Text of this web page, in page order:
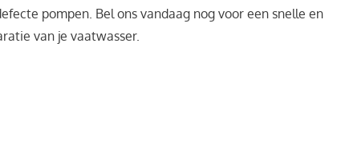
pompen. Bel ons vandaag nog voor een snelle en
van je vaatwasser.